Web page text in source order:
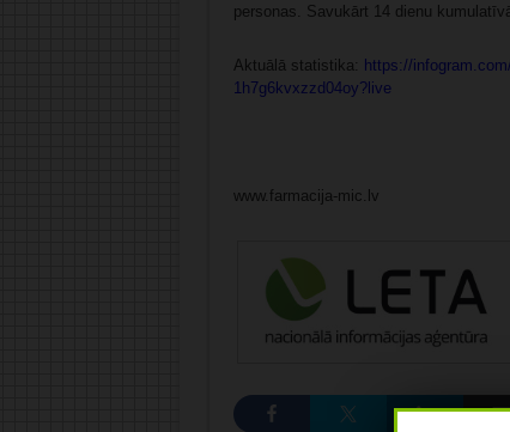
personas. Savukārt 14 dienu
Aktuālā statistika: https://
1h7g6kvxzzd04oy?live
www.farmacija-mic.lv